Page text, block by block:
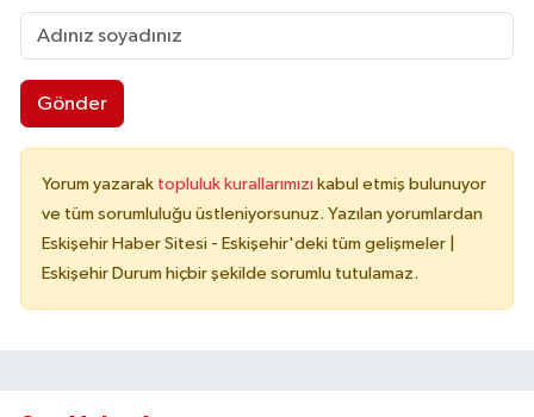
Gönder
Yorum yazarak topluluk kurallarımızı kabul etmiş bulunuyor
ve tüm sorumluluğu üstleniyorsunuz. Yazılan yorumlardan
Eskişehir Haber Sitesi - Eskişehir'deki tüm gelişmeler |
Eskişehir Durum hiçbir şekilde sorumlu tutulamaz.